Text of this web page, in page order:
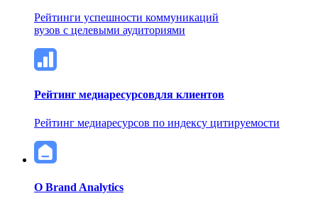
Рейтинги успешности коммуникаций
вузов с целевыми аудиториями
Рейтинг медиаресурсовдля клиентов
Рейтинг медиаресурсов по индексу цитируемости
О Brand Analytics